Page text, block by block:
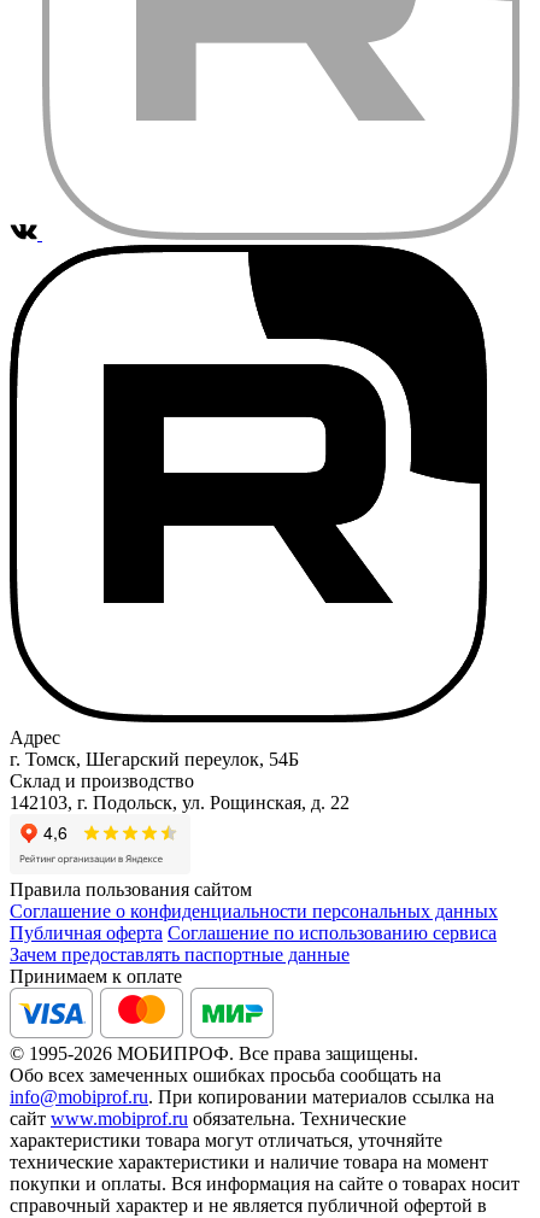
Адрес
г. Томск, Шегарский переулок, 54Б
Склад и производство
142103, г. Подольск, ул. Рощинская, д. 22
Правила пользования сайтом
Соглашение о конфиденциальности персональных данных
Публичная оферта Соглашение по использованию сервиса
Зачем предоставлять паспортные данные
Принимаем к оплате
© 1995-2026 МОБИПРОФ. Все права защищены.
Обо всех замеченных ошибках просьба сообщать на
info@mobiprof.ru. При копировании материалов ссылка на
сайт www.mobiprof.ru обязательна. Технические
характеристики товара могут отличаться, уточняйте
технические характеристики и наличие товара на момент
покупки и оплаты. Вся информация на сайте о товарах носит
справочный характер и не является публичной офертой в